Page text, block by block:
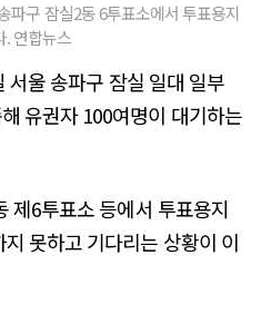
파구 잠실2동 6투표소에서 투표용지
. 연합뉴스
서울 송파구 잠실 일대 일부
유권자 100여명이 대기하는
제6투표소 등에서 투표용지
못하고 기다리는 상황이 이